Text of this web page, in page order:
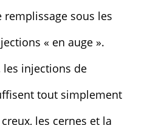
remplissage sous les
« en auge ».
les injections de
tout simplement
les cernes et la